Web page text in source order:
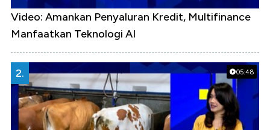
Video: Amankan Penyaluran Kredit, Multifinance
Manfaatkan Teknologi AI
05:48
2.